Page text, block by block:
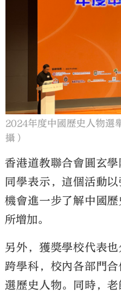
2024年度中國歷史人物選
攝）
香港道教聯合會圓玄
同學表示，這個活動
機會進一步了解中國
所增加。
另外，獲獎學校代表
跨學科，校內各部門
選歷史人物。同時，